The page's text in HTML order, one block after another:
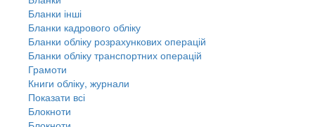
Бланки інші
Бланки кадрового обліку
Бланки обліку розрахункових операцій
Бланки обліку транспортних операцій
Грамоти
Книги обліку, журнали
Показати всі
Блокноти